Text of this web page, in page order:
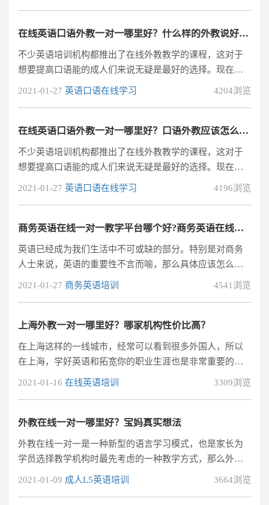
常的高。那么亲子网上英语外教一对一哪个好?亲子网上英在线英语口语外教一对一哪里好？什么样的外教说好的？
不少英语培训机构都推出了在线外教教学的课程，这对于
想要提高口语能的成人们来说无疑是最好的选择。现在在
线英语口语外教一对一的培训课程比较多人关注，很多人
人很难做出准确的判断，那么，在线英语口语外教一对一
2021-01-27 英语口语在线学习 4204浏览
在线英语口语外教一对一哪里好？口语外教应该怎么选？
不少英语培训机构都推出了在线外教教学的课程，这对于
想要提高口语能的成人们来说无疑是最好的选择。现在在
线英语口语外教一对一的培训课程比较多人关注，很多人
人很难做出准确的判断，那么，在线英语口语外教一对一
2021-01-27 英语口语在线学习 4196浏览
商务英语在线一对一教学平台哪个好?商务英语在线一对一哪里好？
英语已经成为我们生活中不可或缺的部分。特别是对商务
人士来说，英语的重要性不言而喻，那么具体应该怎么学
习职业中如何学习商务英语呢?商务英语在线一对一教学平
利就是上课方便，因为要上班，阿卡索的上课时间比较自
格的确很优惠，在教师方面，给我上
2021-01-27 商务英语培训 4541浏览
上海外教一对一哪里好？哪家机构性价比高？
在上海这样的一线城市，经常可以看到很多外国人，所以
在上海，学好英语和拓宽你的职业生涯也是非常重要的。
可是众多的英语外教机构，上海外教一对一哪里好？哪家
2021-01-16 在线英语培训 3309浏览
外教在线一对一哪里好？宝妈真实想法
外教在线一对一是一种新型的语言学习模式，也是家长为
学员选择教学机构时最先考虑的一种教学方式，那么外教
在线一对一为什么这么贵？它好在哪里？
2021-01-09 成人L5英语培训 3664浏览